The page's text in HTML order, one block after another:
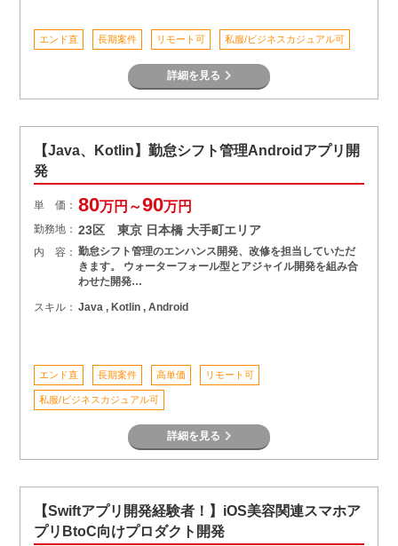
エンド直 長期案件 リモート可 私服/ビジネスカジュアル可
詳細を見る
【Java、Kotlin】勤怠シフト管理Androidアプリ開
発
単 価： 80万円～90万円
勤務地： 23区 東京 日本橋 大手町エリア
内 容： 勤怠シフト管理のエンハンス開発、改修を担当していただ
きます。 ウォーターフォール型とアジャイル開発を組み合
わせた開発…
スキル： Java , Kotlin , Android
エンド直 長期案件 高単価 リモート可
私服/ビジネスカジュアル可
詳細を見る
【Swiftアプリ開発経験者！】iOS美容関連スマホア
プリBtoC向けプロダクト開発